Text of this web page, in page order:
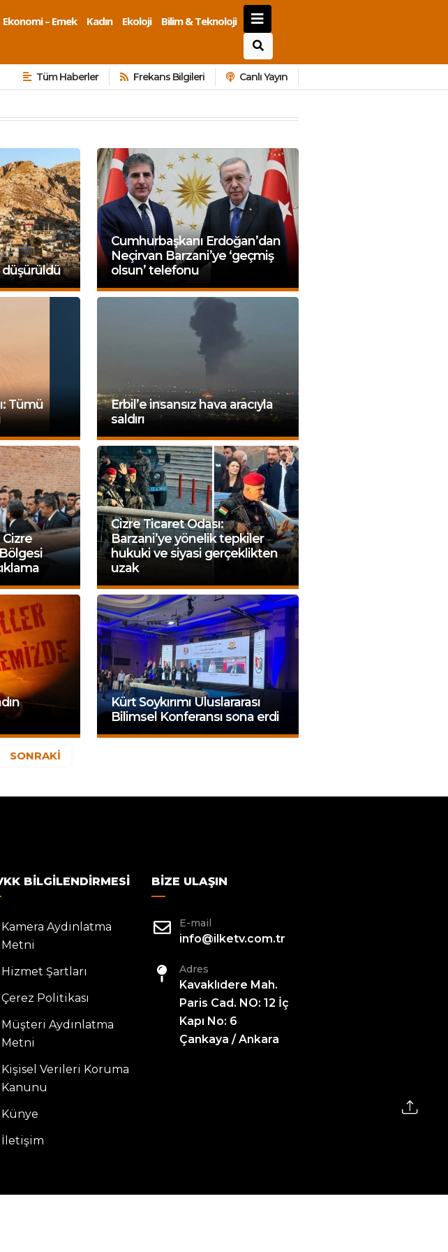
Ekonomi – Emek Kadın Ekoloji
Bilim & Teknoloji
Tüm Haberler Frekans Bilgileri Canlı Yayın
düşürüldü
Cumhurbaşkanı Erdoğan’dan
Neçirvan Barzani’ye ‘geçmiş
olsun’ telefonu
Tümü
Erbil’e insansız hava aracıyla
saldırı
Cizre
Cizre Ticaret Odası:
Barzani’ye yönelik tepkiler
hukuki ve siyasi gerçeklikten
uzak
Kürt Soykırımı Uluslararası
Bilimsel Konferansı sona erdi
SONRAKİ
BILGILENDIRMESI
Kamera Aydınlatma
Metni
Hizmet Şartları
Çerez Politikası
Müşteri Aydınlatma
Metni
Kişisel Verileri Koruma
Kanunu
Künye
İletişim
BIZE ULAŞIN
E-mail
info@ilketv.com.tr
Adres
Kavaklıdere Mah.
Paris Cad. NO: 12 İç
Kapı No: 6
Çankaya / Ankara